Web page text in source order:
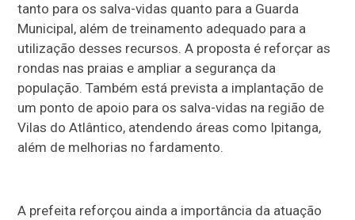
tanto para os salva-vidas quanto para a Guarda
Municipal, além de treinamento adequado para a
utilização desses recursos. A proposta é reforçar as
rondas nas praias e ampliar a segurança da
população. Também está prevista a implantação de
um ponto de apoio para os salva-vidas na região de
Vilas do Atlântico, atendendo áreas como Ipitanga,
além de melhorias no fardamento.
A prefeita reforçou ainda a importância da atuação